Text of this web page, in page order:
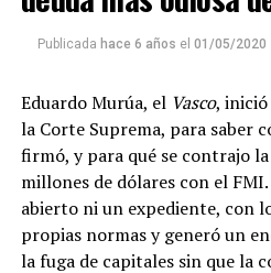
que mandar un mail a
emitir todos los programas de
Publicada hace 6 años el 01/05/2020
Eduardo Murúa, el Vasco, inició
la Corte Suprema, para saber
firmó, y para qué se contrajo
millones de dólares con el
abierto ni un expediente, con
propias normas y generó un
la fuga de capitales sin que la